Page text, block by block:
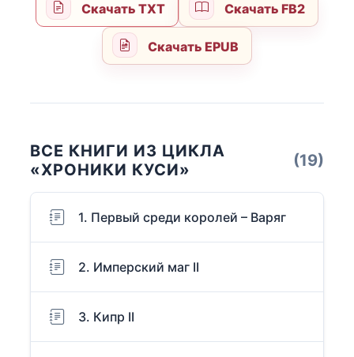
Скачать TXT Скачать FB2
Скачать EPUB
ВСЕ КНИГИ ИЗ ЦИКЛА
«ХРОНИКИ КУСИ»
(19)
1. Первый среди королей – Варяг
2. Имперский маг II
3. Кипр II